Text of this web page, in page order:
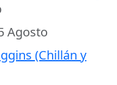
Agosto
(Chillán y